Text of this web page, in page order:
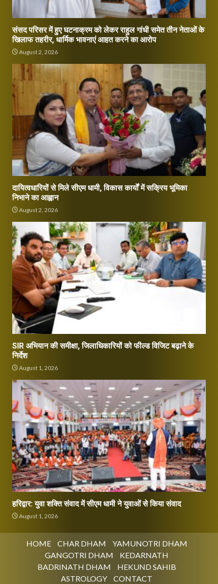
संसद परिसर में हुए घटनाक्रम को लेकर राहुल गांधी समेत तीन नेताओं के
खिलाफ तहरीर, धार्मिक भावनाएं आहत करने का आरोप
August 2, 2026
दायित्वधारियों से मिले सीएम धामी, विकास कार्यों में सक्रिय भूमिका
निभाने का आह्वान
August 2, 2026
SIR अभियान की समीक्षा, जिलाधिकारियों को फील्ड विजिट बढ़ाने के
निर्देश
August 1, 2026
हरिद्वार: युवा शक्ति संवाद में सीएम धामी ने युवाओं से किया संवाद
August 1, 2026
HOME CHAR DHAM
YAMUNOTRI DHAM
GANGOTRI DHAM
KEDARNATH
BADRINATH DHAM
HEKUND SAHIB
ASTROLOGY
CONTACT